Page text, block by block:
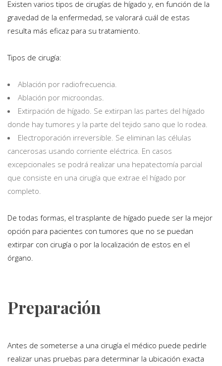
Existen varios tipos de cirugías de hígado y, en función de la
gravedad de la enfermedad, se valorará cuál de estas
resulta más eficaz para su tratamiento.
Tipos de cirugía:
Ablación por radiofrecuencia.
Ablación por microondas.
Extirpación de hígado. Se extirpan las partes del hígado
donde hay tumores y la parte del tejido sano que lo rodea.
Electroporación irreversible. Se eliminan las células
cancerosas usando corriente eléctrica. En casos
excepcionales se podrá realizar una hepatectomía parcial
que consiste en una cirugía que extrae el hígado por
completo.
De todas formas, el trasplante de hígado puede ser la mejor
opción para pacientes con tumores que no se puedan
extirpar con cirugía o por la localización de estos en el
órgano.
Preparación
Antes de someterse a una cirugía el médico puede pedirle
realizar unas pruebas para determinar la ubicación exacta